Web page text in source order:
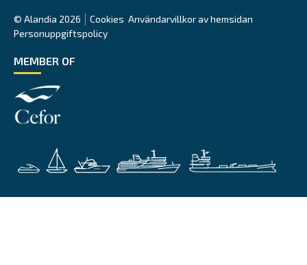
© Alandia 2026 Cookies Användarvillkor av hemsidan
Personuppgiftspolicy
MEMBER OF